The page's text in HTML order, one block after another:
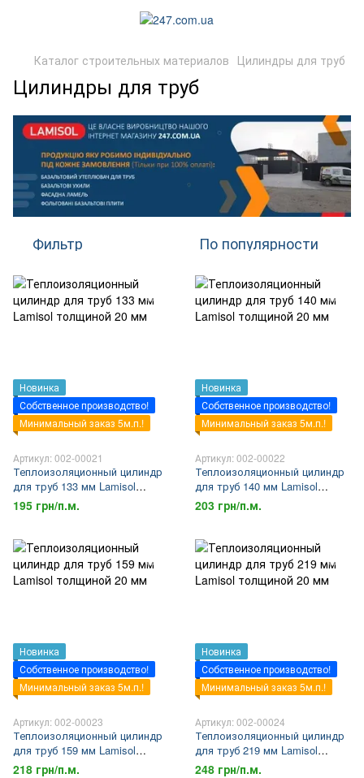
Каталог строительных материалов Цилиндры для труб
Цилиндры для труб
Фильтр По популярности
Новинка
Собственное производство!
Минимальный заказ 5м.п.!
Артикул: 002-00021
Теплоизоляционный цилиндр
для труб 133 мм Lamisol
толщиной 20 мм
195 грн/п.м.
Новинка
Собственное производство!
Минимальный заказ 5м.п.!
Артикул: 002-00022
Теплоизоляционный цилиндр
для труб 140 мм Lamisol
толщиной 20 мм
203 грн/п.м.
Новинка
Собственное производство!
Минимальный заказ 5м.п.!
Артикул: 002-00023
Теплоизоляционный цилиндр
для труб 159 мм Lamisol
толщиной 20 мм
218 грн/п.м.
Новинка
Собственное производство!
Минимальный заказ 5м.п.!
Артикул: 002-00024
Теплоизоляционный цилиндр
для труб 219 мм Lamisol
толщиной 20 мм
248 грн/п.м.